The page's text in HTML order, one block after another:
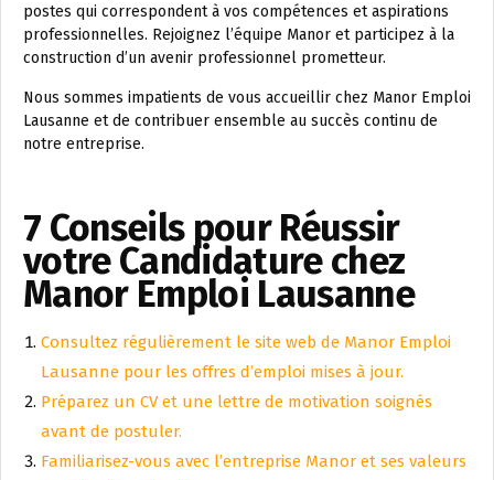
postes qui correspondent à vos compétences et aspirations
professionnelles. Rejoignez l’équipe Manor et participez à la
construction d’un avenir professionnel prometteur.
Nous sommes impatients de vous accueillir chez Manor Emploi
Lausanne et de contribuer ensemble au succès continu de
notre entreprise.
7 Conseils pour Réussir
votre Candidature chez
Manor Emploi Lausanne
Consultez régulièrement le site web de Manor Emploi
Lausanne pour les offres d’emploi mises à jour.
Préparez un CV et une lettre de motivation soignés
avant de postuler.
Familiarisez-vous avec l’entreprise Manor et ses valeurs